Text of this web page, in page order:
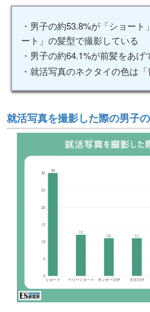
・男子の約53.8%が「ショー
ート」の髪型で撮影している
・男子の約64.1%が前髪をあげ
・就活写真のネクタイの色は
就活写真を撮影した際の男子